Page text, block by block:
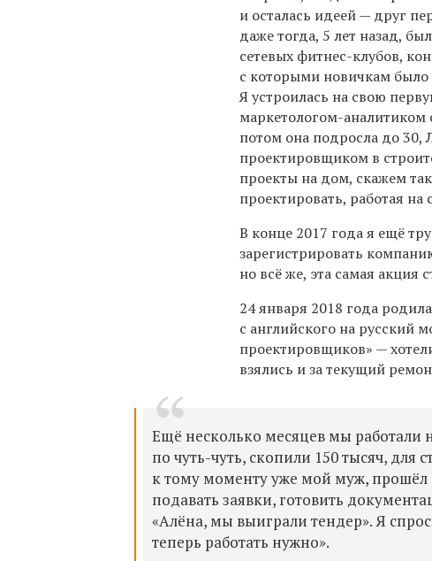
и осталась идеей — друг
даже тогда, 5 лет назад,
сетевых фитнес-клубов,
с которыми новичкам было
Я устроилась на свою
маркетологом-аналитиком
потом она подросла до 30,
проектировщиком в
проекты на дом, скажем
проектировать, работая на
В конце 2017 года я ещё
зарегистрировать
но всё же, эта самая
24 января 2018 года
с английского на русский
проектировщиков» —
взялись и за текущий
Ещё несколько месяцев мы работали
по чуть-чуть, скопили 150 тысяч, для
к тому моменту уже мой муж, прошёл
подавать заявки, готовить
«Алёна, мы выиграли тендер». Я
теперь работать нужно».